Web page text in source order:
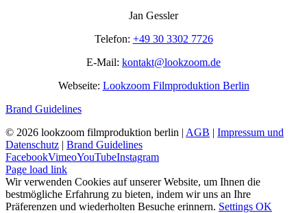
Jan Gessler
Telefon: +49 30 3302 7726
E-Mail: kontakt@lookzoom.de
Webseite: Lookzoom Filmproduktion Berlin
Brand Guidelines
© 2026 lookzoom filmproduktion berlin | AGB | Impressum und
Datenschutz | Brand Guidelines
FacebookVimeoYouTubeInstagram
Page load link
Wir verwenden Cookies auf unserer Website, um Ihnen die
bestmögliche Erfahrung zu bieten, indem wir uns an Ihre
Präferenzen und wiederholten Besuche erinnern. Settings OK